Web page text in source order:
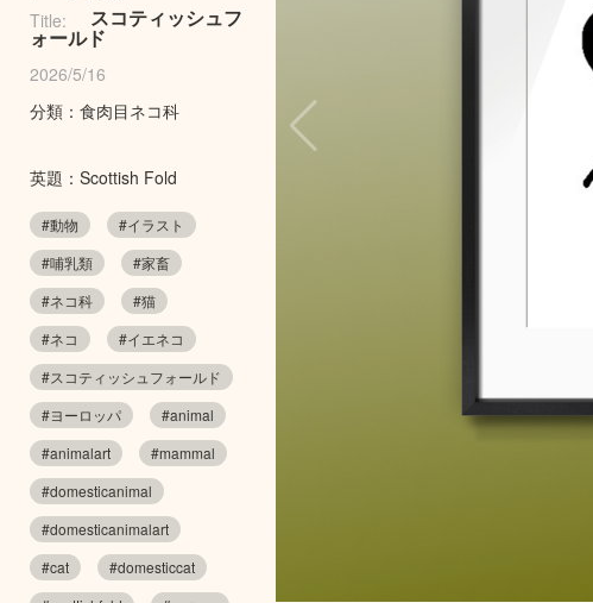
Title: スコティッシュフ
ォールド
2026/5/16
分類：食肉目ネコ科
英題：Scottish Fold
#動物
#イラスト
#哺乳類
#家畜
#ネコ科
#猫
#ネコ
#イエネコ
#スコティッシュフォールド
#ヨーロッパ
#animal
#animalart
#mammal
#domesticanimal
#domesticanimalart
#cat
#domesticcat